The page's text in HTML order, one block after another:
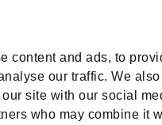
content and ads, to
our traffic. We
site with our social
who may combine it